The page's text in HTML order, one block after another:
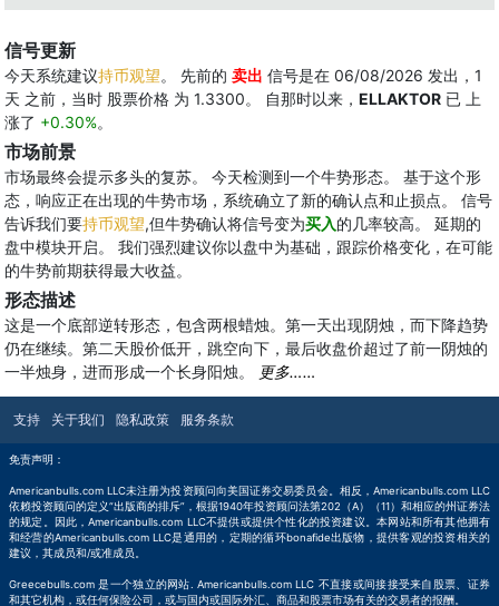
信号更新
今天系统建议持币观望。 先前的 卖出 信号是在 06/08/2026 发出，1
天 之前，当时 股票价格 为 1.3300。 自那时以来， ELLAKTOR 已 上
涨了 +0.30%。
市场前景
市场最终会提示多头的复苏。 今天检测到一个牛势形态。 基于这个形
态，响应正在出现的牛势市场，系统确立了新的确认点和止损点。 信号
告诉我们要持币观望,但牛势确认将信号变为买入的几率较高。 延期的
盘中模块开启。 我们强烈建议你以盘中为基础，跟踪价格变化，在可能
的牛势前期获得最大收益。
形态描述
这是一个底部逆转形态，包含两根蜡烛。第一天出现阴烛，而下降趋势
仍在继续。第二天股价低开，跳空向下，最后收盘价超过了前一阴烛的
一半烛身，进而形成一个长身阳烛。
更多……
支持 关于我们 隐私政策 服务条款
免责声明：
Americanbulls.com LLC未注册为投资顾问向美国证券交易委员会。相反，Americanbulls.com LLC
依赖投资顾问的定义“出版商的排斥”，根据1940年投资顾问法第202（A）（11）和相应的州证券法
的规定。因此，Americanbulls.com LLC不提供或提供个性化的投资建议。本网站和所有其他拥有
和经营的Americanbulls.com LLC是通用的，定期的循环bonafide出版物，提供客观的投资相关的
建议，其成员和/或准成员。
Greecebulls.com 是一个独立的网站. Americanbulls.com LLC 不直接或间接接受来自股票、证券
和其它机构，或任何保险公司，或与国内或国际外汇、商品和股票市场有关的交易者的报酬。